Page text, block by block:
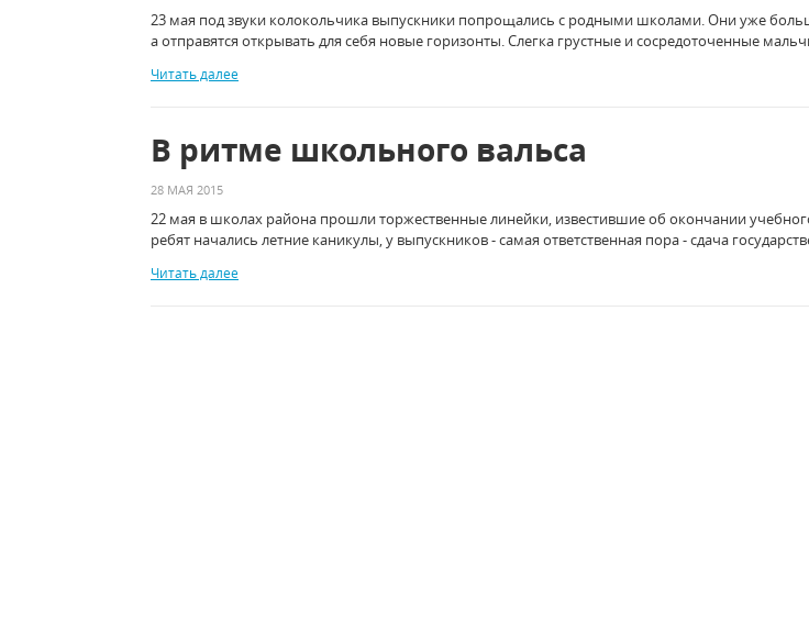
23 мая под звуки колокольчика выпускники попрощались с родными школами. Они уже
а отправятся открывать для себя новые горизонты. Слегка грустные и сосредоточенные
Читать далее
В ритме школьного вальса
28 МАЯ 2015
22 мая в школах района прошли торжественные линейки, известившие об окончании
ребят начались летние каникулы, у выпускников - самая ответственная пора - сдача
Читать далее